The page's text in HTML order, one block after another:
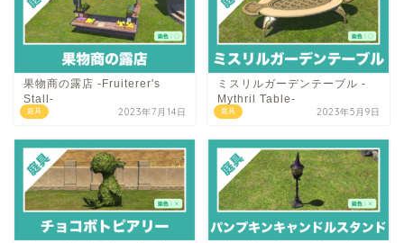
庭具
果物商の露店 -Fruiterer's
Stall-
2023年7月14日 庭具
ミスリルガーデンテーブル -
Mythril Table-
2023年5月9日